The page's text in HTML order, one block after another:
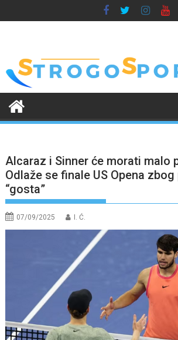
to
Alcaraz i Sinner će morati malo
Odlaže se finale US Opena
“gosta”
07/09/2025 I. Ć.